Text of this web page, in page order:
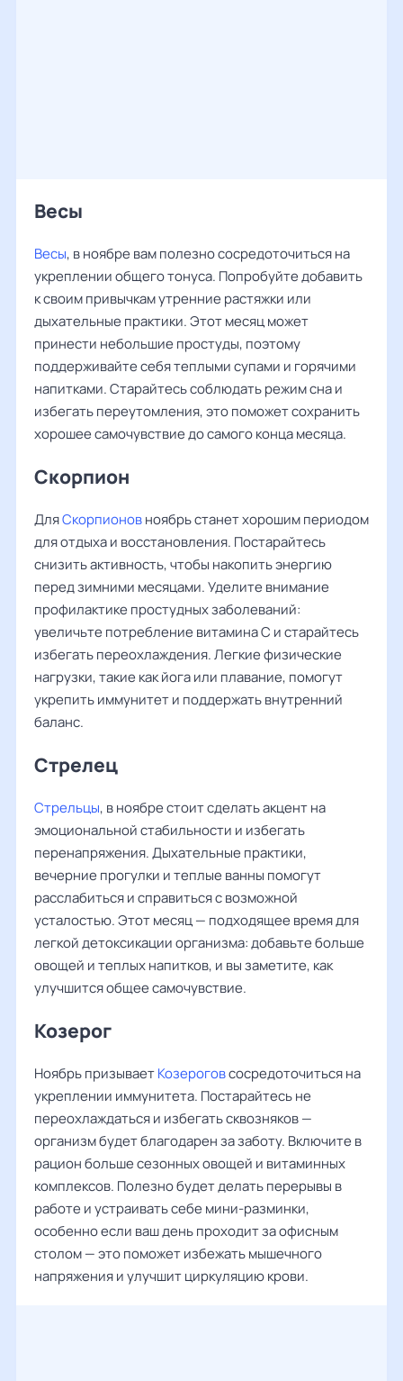
Весы
Весы, в ноябре вам полезно сосредоточиться на
укреплении общего тонуса. Попробуйте добавить
к своим привычкам утренние растяжки или
дыхательные практики. Этот месяц может
принести небольшие простуды, поэтому
поддерживайте себя теплыми супами и горячими
напитками. Старайтесь соблюдать режим сна и
избегать переутомления, это поможет сохранить
хорошее самочувствие до самого конца месяца.
Скорпион
ДляСкорпионовноябрь станет хорошим периодом
для отдыха и восстановления. Постарайтесь
снизить активность, чтобы накопить энергию
перед зимними месяцами. Уделите внимание
профилактике простудных заболеваний:
увеличьте потребление витамина С и старайтесь
избегать переохлаждения. Легкие физические
нагрузки, такие как йога или плавание, помогут
укрепить иммунитет и поддержать внутренний
баланс.
Стрелец
Стрельцы, в ноябре стоит сделать акцент на
эмоциональной стабильности и избегать
перенапряжения. Дыхательные практики,
вечерние прогулки и теплые ванны помогут
расслабиться и справиться с возможной
усталостью. Этот месяц — подходящее время для
легкой детоксикации организма: добавьте больше
овощей и теплых напитков, и вы заметите, как
улучшится общее самочувствие.
Козерог
Ноябрь призываетКозероговсосредоточиться на
укреплении иммунитета. Постарайтесь не
переохлаждаться и избегать сквозняков —
организм будет благодарен за заботу. Включите в
рацион больше сезонных овощей и витаминных
комплексов. Полезно будет делать перерывы в
работе и устраивать себе мини-разминки,
особенно если ваш день проходит за офисным
столом — это поможет избежать мышечного
напряжения и улучшит циркуляцию крови.